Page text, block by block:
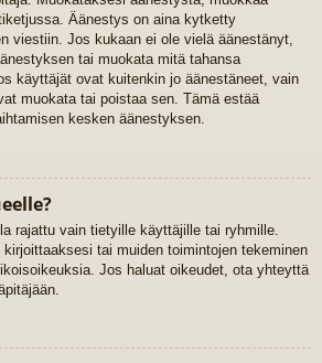
Äänestys on aina kytketty
viestiin. Jos kukaan ei ole vielä äänestänyt,
tai muokata mitä tahansa
käyttäjät ovat kuitenkin jo äänestäneet, vain
muokata tai poistaa sen. Tämä estää
kesken äänestyksen.
rajattu vain tietyille käyttäjille tai ryhmille.
tai muiden toimintojen tekeminen
Jos haluat oikeudet, ota yhteyttä